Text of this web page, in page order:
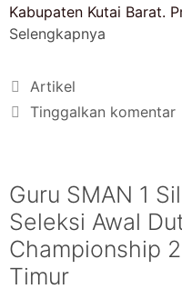
Kabupaten Kutai Barat.
Selengkapnya
Artikel
Tinggalkan komentar
Guru SMAN 1
Seleksi Awal
Championship
Timur